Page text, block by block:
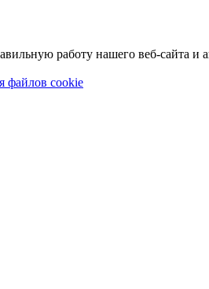
работу нашего веб-сайта и
файлов cookie